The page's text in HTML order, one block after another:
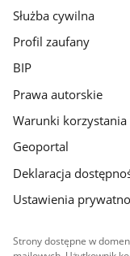
Służba cywilna
Profil zaufany
BIP
Prawa autorskie
Warunki korzystania
Geoportal
Deklaracja
Ustawienia
Strony dostępne w